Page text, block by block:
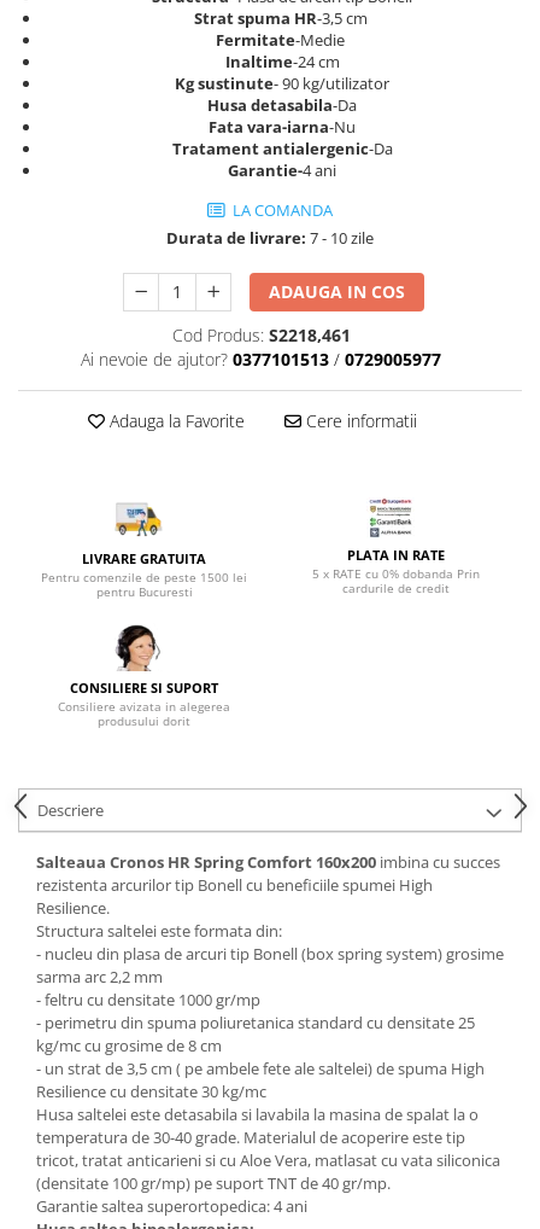
Top saltele 10 cm
Top saltele memory 5 cm
Top saltele MemoHR 6.5 cm
Saltele ieftine
Saltele cu plasa de arcuri
Scaune manager
Mobilier bucatarie
Mese bucatarie
Scaune pentru bucatarie
Mobila bucatarie
Seturi mese si scaune bucatarie
Suporturi si rafturi pantofi
Portmantouri
Stender haine
Mobilier gradinita
Mese gradinita
Scaune gradinita
Set mese si scaune gradinita
Mobilier copii
Mobila camera copii
Scaune birou pentru copii
Paturi copii
Masa si scaune gradinita
Seturi comode living si dormitor
Strat spuma HR-3,5 cm
Fermitate-Medie
Inaltime-24 cm
Kg sustinute- 90 kg/utilizator
Husa detasabila-Da
Fata vara-iarna-Nu
Tratament antialergenic-Da
Garantie-4 ani
LA COMANDA
Durata de livrare: 7 - 10 zile
ADAUGA IN COS
Cod Produs: S2218,461
Ai nevoie de ajutor? 0377101513 / 0729005977
Adauga la Favorite Cere informatii
LIVRARE GRATUITA
Pentru comenzile de peste 1500 lei
pentru Bucuresti
PLATA IN RATE
5 x RATE cu 0% dobanda Prin
cardurile de credit
CONSILIERE SI SUPORT
Consiliere avizata in alegerea
produsului dorit
Descriere
Salteaua Cronos HR Spring Comfort 160x200 imbina cu succes
rezistenta arcurilor tip Bonell cu beneficiile spumei High
Resilience.
Structura saltelei este formata din:
- nucleu din plasa de arcuri tip Bonell (box spring system) grosime
sarma arc 2,2 mm
- feltru cu densitate 1000 gr/mp
- perimetru din spuma poliuretanica standard cu densitate 25
kg/mc cu grosime de 8 cm
- un strat de 3,5 cm ( pe ambele fete ale saltelei) de spuma High
Resilience cu densitate 30 kg/mc
Husa saltelei este detasabila si lavabila la masina de spalat la o
temperatura de 30-40 grade. Materialul de acoperire este tip
tricot, tratat anticarieni si cu Aloe Vera, matlasat cu vata siliconica
(densitate 100 gr/mp) pe suport TNT de 40 gr/mp.
Garantie saltea superortopedica: 4 ani